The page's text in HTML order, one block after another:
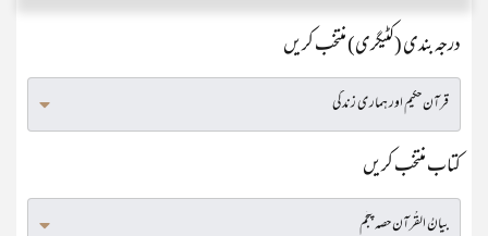
درجہ بندی (کٹیگری) منتخب کریں
کتاب منتخب کریں